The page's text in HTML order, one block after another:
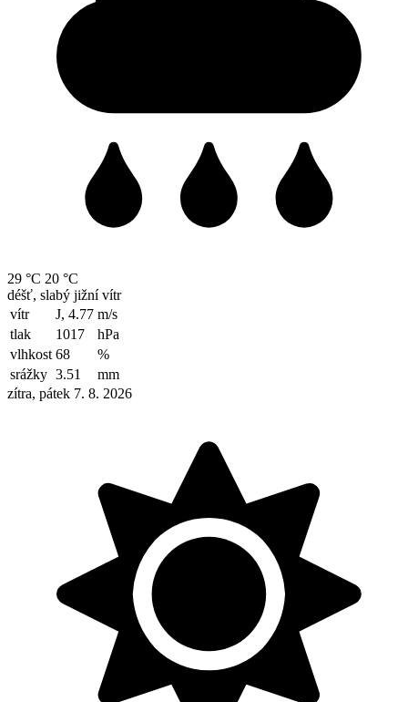
29 °C 20 °C
déšť, slabý jižní vítr
vítr
J, 4.77 m/s
tlak
1017
hPa
vlhkost 68
%
srážky 3.51
mm
zítra, pátek 7. 8. 2026